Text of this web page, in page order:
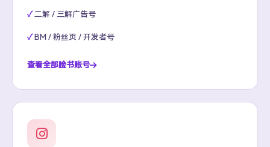
二解 / 三解广告号
BM / 粉丝页 / 开发者号
查看全部脸书账号